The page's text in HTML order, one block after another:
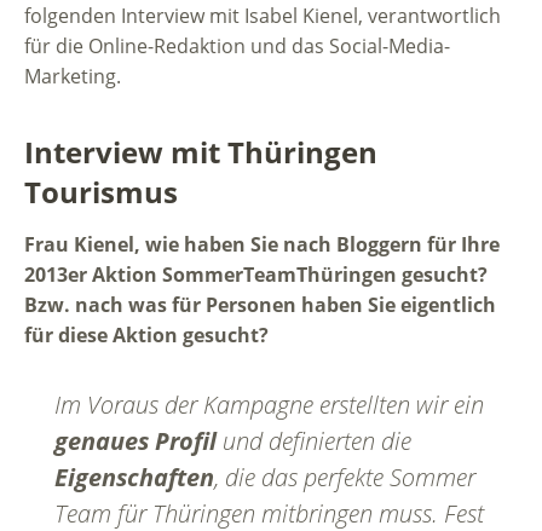
folgenden Interview mit Isabel Kienel, verantwortlich
für die Online-Redaktion und das Social-Media-
Marketing.
Interview mit Thüringen
Tourismus
Frau Kienel, wie haben Sie nach Bloggern für Ihre
2013er Aktion SommerTeamThüringen gesucht?
Bzw. nach was für Personen haben Sie eigentlich
für diese Aktion gesucht?
Im Voraus der Kampagne erstellten wir ein
genaues Profilund definierten die
Eigenschaften, die das perfekte Sommer
Team für Thüringen mitbringen muss. Fest